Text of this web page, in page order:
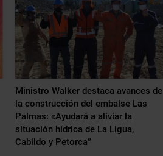
Ministro Walker destaca avances de
la construcción del embalse Las
Palmas: «Ayudará a aliviar la
situación hídrica de La Ligua,
Cabildo y Petorca”